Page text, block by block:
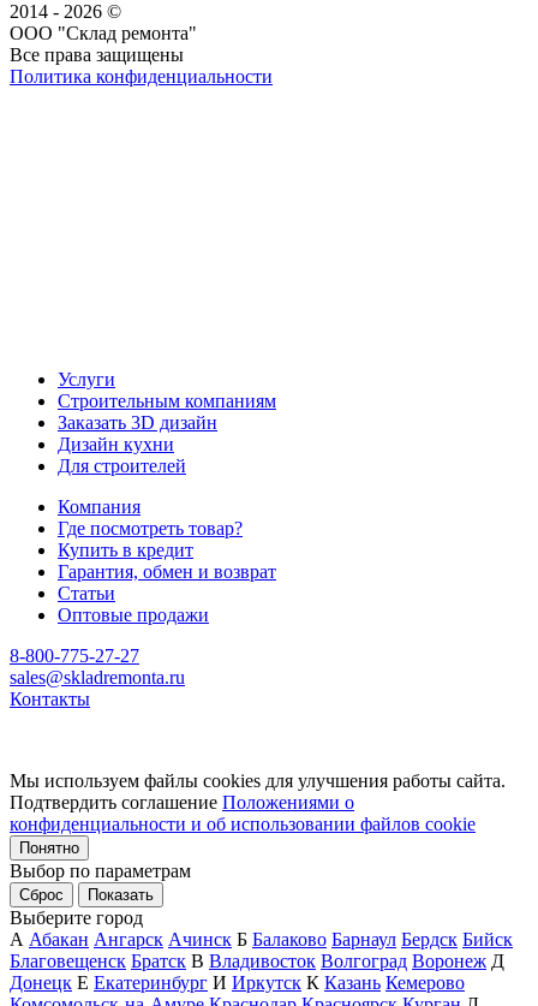
2014 - 2026 ©
ООО "Склад ремонта"
Все права защищены
Политика конфиденциальности
Услуги
Строительным компаниям
Заказать 3D дизайн
Дизайн кухни
Для строителей
Компания
Где посмотреть товар?
Купить в кредит
Гарантия, обмен и возврат
Статьи
Оптовые продажи
8-800-775-27-27
sales@skladremonta.ru
Контакты
Мы используем файлы cookies для улучшения работы сайта.
Подтвердить соглашение Положениями о
конфиденциальности и об использовании файлов cookie
Понятно
Выбор по параметрам
Сброс Показать
Выберите город
А Абакан Ангарск Ачинск Б Балаково Барнаул Бердск Бийск
Благовещенск Братск В Владивосток Волгоград Воронеж Д
Донецк Е Екатеринбург И Иркутск К Казань Кемерово